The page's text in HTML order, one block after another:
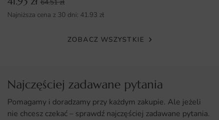
Prosty montaż, który można wykonać samodzielnie.
64.51zł
Najniższa cena z 30 dni: 41.93 zł
ZOBACZ WSZYSTKIE
Najczęściej zadawane pytania
Pomagamy i doradzamy przy każdym zakupie. Ale jeżeli
nie chcesz czekać – sprawdź najczęściej zadawane pytania.